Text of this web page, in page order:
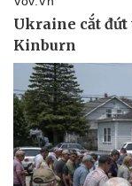
eSports
Hậu trường